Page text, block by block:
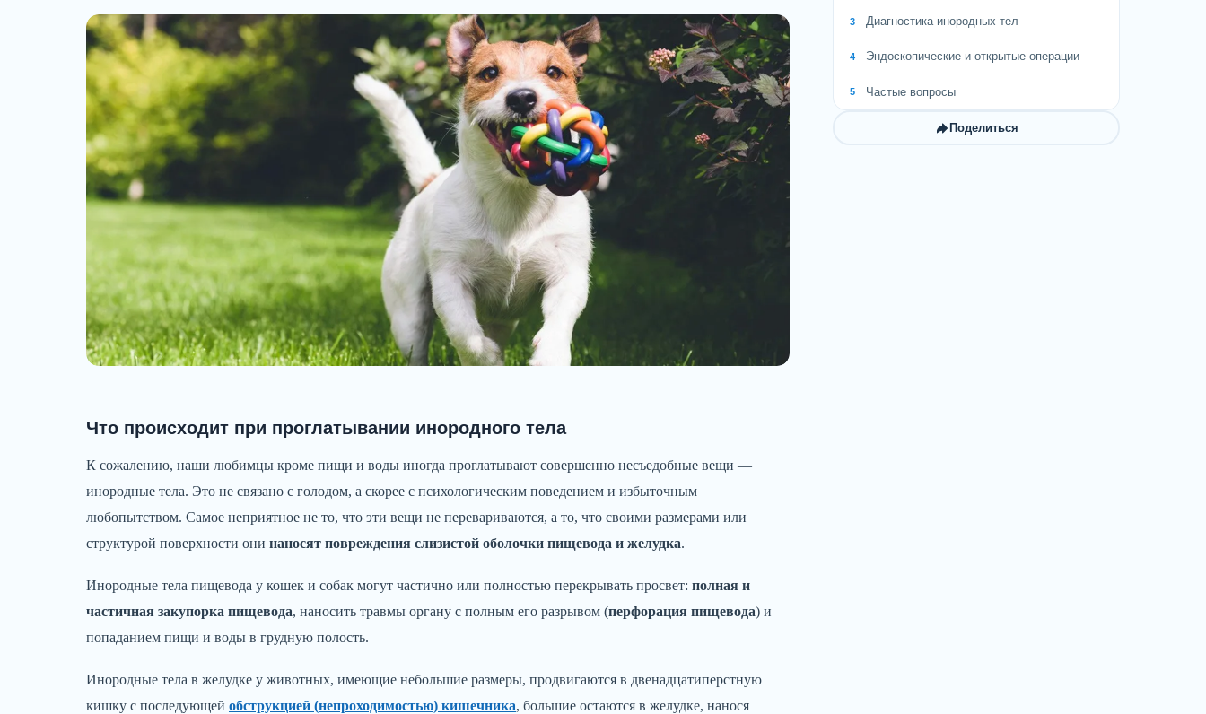
Что происходит при проглатывании инородного тела
К сожалению, наши любимцы кроме пищи и воды иногда проглатывают совершенно несъедобные вещи —
инородные тела. Это не связано с голодом, а скорее с психологическим поведением и избыточным
любопытством. Самое неприятное не то, что эти вещи не перевариваются, а то, что своими размерами или
структурой поверхности они наносят повреждения слизистой оболочки пищевода и желудка.
Инородные тела пищевода у кошек и собак могут частично или полностью перекрывать просвет: полная и
частичная закупорка пищевода, наносить травмы органу с полным его разрывом (перфорация пищевода) и
попаданием пищи и воды в грудную полость.
Инородные тела в желудке у животных, имеющие небольшие размеры, продвигаются в двенадцатиперстную
кишку с последующей обструкцией (непроходимостью) кишечника, большие остаются в желудке, нанося
3 Диагностика инородных тел
4 Эндоскопические и открытые операции
5 Частые вопросы
Поделиться